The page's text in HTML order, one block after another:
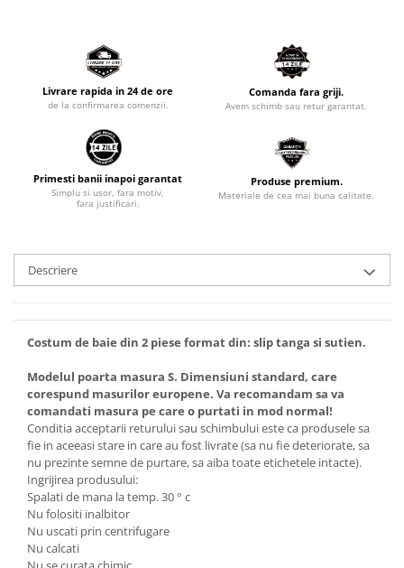
Livrare rapida in 24 de ore
de la confirmarea comenzii.
Comanda fara griji.
Avem schimb sau retur garantat.
Primesti banii inapoi garantat
Simplu si usor, fara motiv,
fara justificari.
Produse premium.
Materiale de cea mai buna calitate.
Descriere
Costum de baie din 2 piese format din: slip tanga si sutien.
Modelul poarta masura S. Dimensiuni standard, care
corespund masurilor europene. Va recomandam sa va
comandati masura pe care o purtati in mod normal!
Conditia acceptarii returului sau schimbului este ca produsele sa
fie in aceeasi stare in care au fost livrate (sa nu fie deteriorate, sa
nu prezinte semne de purtare, sa aiba toate etichetele intacte).
Ingrijirea produsului:
Spalati de mana la temp. 30 ° c
Nu folositi inalbitor
Nu uscati prin centrifugare
Nu calcati